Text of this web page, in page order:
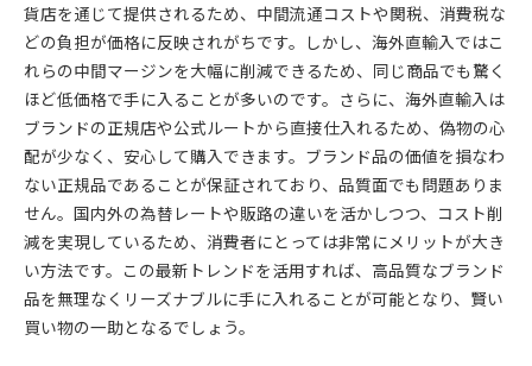
貨店を通じて提供されるため、中間流通コストや関税、消費税な
どの負担が価格に反映されがちです。しかし、海外直輸入ではこ
れらの中間マージンを大幅に削減できるため、同じ商品でも驚く
ほど低価格で手に入ることが多いのです。さらに、海外直輸入は
ブランドの正規店や公式ルートから直接仕入れるため、偽物の心
配が少なく、安心して購入できます。ブランド品の価値を損なわ
ない正規品であることが保証されており、品質面でも問題ありま
せん。国内外の為替レートや販路の違いを活かしつつ、コスト削
減を実現しているため、消費者にとっては非常にメリットが大き
い方法です。この最新トレンドを活用すれば、高品質なブランド
品を無理なくリーズナブルに手に入れることが可能となり、賢い
買い物の一助となるでしょう。